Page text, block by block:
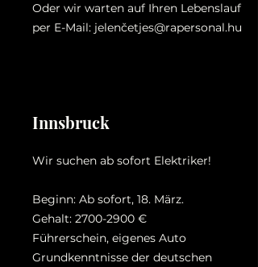
Oder wir warten auf Ihren Lebenslauf
per E-Mail: jelenčetjes@rapersonal.hu
Innsbruck
Wir suchen ab sofort Elektriker!
Beginn: Ab sofort, 18. März.
Gehalt: 2700-2900 €
Führerschein, eigenes Auto
Grundkenntnisse der deutschen